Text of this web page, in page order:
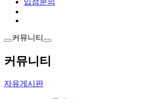
커뮤니티
커뮤니티
자유게시판